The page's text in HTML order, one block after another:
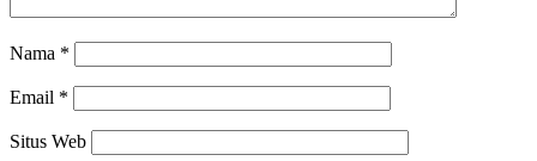
Nama *
Email *
Situs Web